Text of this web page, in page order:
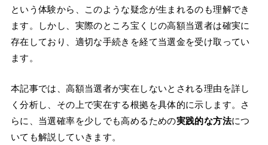
という体験から、このような疑念が生まれるのも理解でき
ます。しかし、実際のところ宝くじの高額当選者は確実に
存在しており、適切な手続きを経て当選金を受け取ってい
ます。
本記事では、高額当選者が実在しないとされる理由を詳し
く分析し、その上で実在する根拠を具体的に示します。さ
らに、当選確率を少しでも高めるための実践的な方法につ
いても解説していきます。